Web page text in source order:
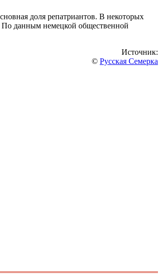
доля репатриантов. В некоторых
По данным немецкой общественной
Источник:
© Русская Семерка